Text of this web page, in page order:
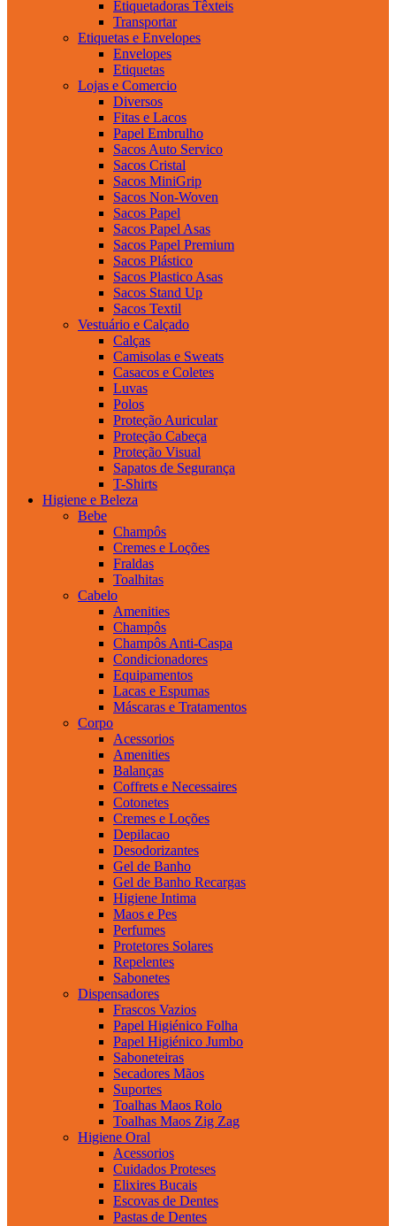
Etiquetadoras Têxteis
Transportar
Etiquetas e Envelopes
Envelopes
Etiquetas
Lojas e Comercio
Diversos
Fitas e Lacos
Papel Embrulho
Sacos Auto Servico
Sacos Cristal
Sacos MiniGrip
Sacos Non-Woven
Sacos Papel
Sacos Papel Asas
Sacos Papel Premium
Sacos Plástico
Sacos Plastico Asas
Sacos Stand Up
Sacos Textil
Vestuário e Calçado
Calças
Camisolas e Sweats
Casacos e Coletes
Luvas
Polos
Proteção Auricular
Proteção Cabeça
Proteção Visual
Sapatos de Segurança
T-Shirts
Higiene e Beleza
Bebe
Champôs
Cremes e Loções
Fraldas
Toalhitas
Cabelo
Amenities
Champôs
Champôs Anti-Caspa
Condicionadores
Equipamentos
Lacas e Espumas
Máscaras e Tratamentos
Corpo
Acessorios
Amenities
Balanças
Coffrets e Necessaires
Cotonetes
Cremes e Loções
Depilacao
Desodorizantes
Gel de Banho
Gel de Banho Recargas
Higiene Intima
Maos e Pes
Perfumes
Protetores Solares
Repelentes
Sabonetes
Dispensadores
Frascos Vazios
Papel Higiénico Folha
Papel Higiénico Jumbo
Saboneteiras
Secadores Mãos
Suportes
Toalhas Maos Rolo
Toalhas Maos Zig Zag
Higiene Oral
Acessorios
Cuidados Proteses
Elixires Bucais
Escovas de Dentes
Pastas de Dentes